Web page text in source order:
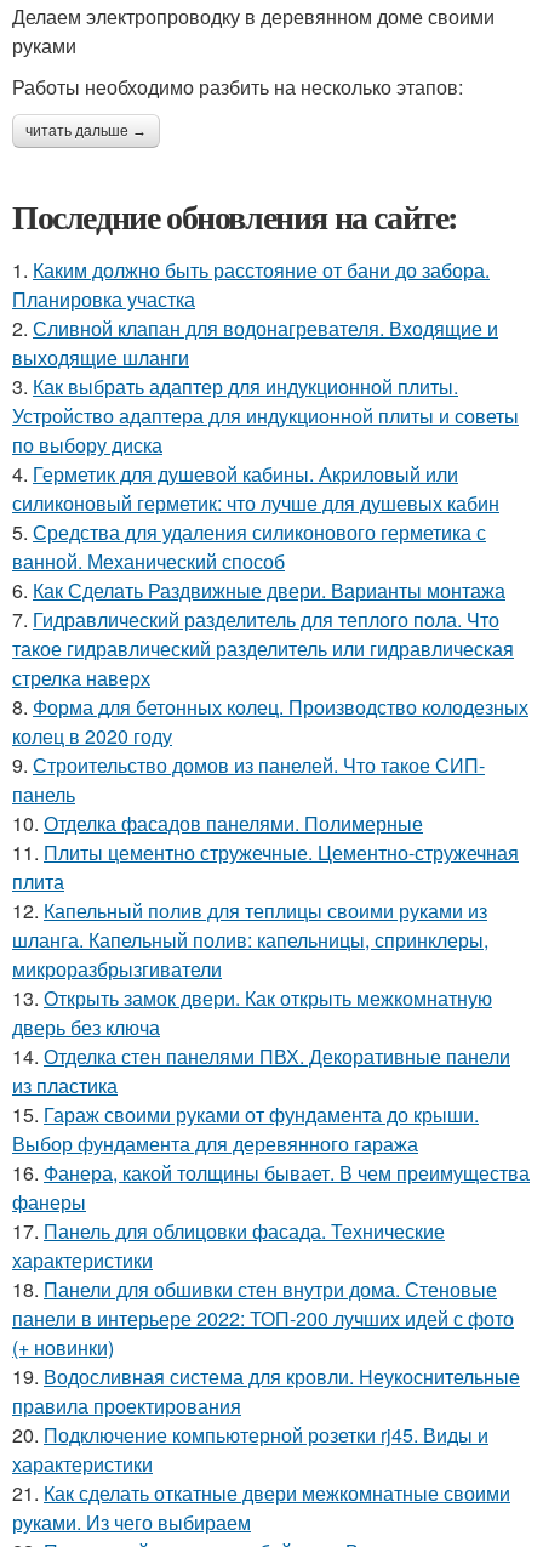
Делаем электропроводку в деревянном доме своими
руками
Работы необходимо разбить на несколько этапов:
читать дальше →
Последние обновления на сайте:
1. Каким должно быть расстояние от бани до забора.
Планировка участка
2. Сливной клапан для водонагревателя. Входящие и
выходящие шланги
3. Как выбрать адаптер для индукционной плиты.
Устройство адаптера для индукционной плиты и советы
по выбору диска
4. Герметик для душевой кабины. Акриловый или
силиконовый герметик: что лучше для душевых кабин
5. Средства для удаления силиконового герметика с
ванной. Механический способ
6. Как Сделать Раздвижные двери. Варианты монтажа
7. Гидравлический разделитель для теплого пола. Что
такое гидравлический разделитель или гидравлическая
стрелка наверх
8. Форма для бетонных колец. Производство колодезных
колец в 2020 году
9. Строительство домов из панелей. Что такое СИП-
панель
10. Отделка фасадов панелями. Полимерные
11. Плиты цементно стружечные. Цементно-стружечная
плита
12. Капельный полив для теплицы своими руками из
шланга. Капельный полив: капельницы, спринклеры,
микроразбрызгиватели
13. Открыть замок двери. Как открыть межкомнатную
дверь без ключа
14. Отделка стен панелями ПВХ. Декоративные панели
из пластика
15. Гараж своими руками от фундамента до крыши.
Выбор фундамента для деревянного гаража
16. Фанера, какой толщины бывает. В чем преимущества
фанеры
17. Панель для облицовки фасада. Технические
характеристики
18. Панели для обшивки стен внутри дома. Стеновые
панели в интерьере 2022: ТОП-200 лучших идей с фото
(+ новинки)
19. Водосливная система для кровли. Неукоснительные
правила проектирования
20. Подключение компьютерной розетки rj45. Виды и
характеристики
21. Как сделать откатные двери межкомнатные своими
руками. Из чего выбираем